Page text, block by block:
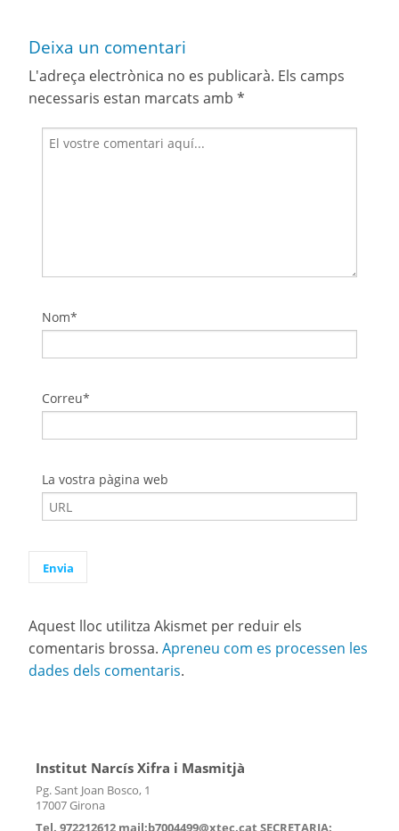
Deixa un comentari
L'adreça electrònica no es publicarà. Els camps
necessaris estan marcats amb *
Nom*
Correu*
La vostra pàgina web
Aquest lloc utilitza Akismet per reduir els
comentaris brossa. Apreneu com es processen les
dades dels comentaris.
Institut Narcís Xifra i Masmitjà
Pg. Sant Joan Bosco, 1
17007 Girona
Tel. 972212612 mail:b7004499@xtec.cat SECRETARIA: